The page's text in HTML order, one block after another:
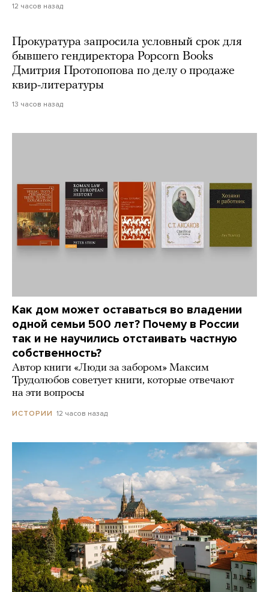
12 часов назад
Прокуратура запросила условный срок для
бывшего гендиректора Popcorn Books
Дмитрия Протопопова по делу о продаже
квир-литературы
13 часов назад
Как дом может оставаться во владении
одной семьи 500 лет? Почему в России
так и не научились отстаивать частную
собственность?
Автор книги «Люди за забором» Максим
Трудолюбов советует книги, которые отвечают
на эти вопросы
ИСТОРИИ 12 часов назад